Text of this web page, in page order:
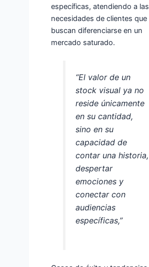
específicas, atendiendo a las
necesidades de clientes que
buscan diferenciarse en un
mercado saturado.
“El valor de un
stock visual ya no
reside únicamente
en su cantidad,
sino en su
capacidad de
contar una historia,
despertar
emociones y
conectar con
audiencias
específicas,”